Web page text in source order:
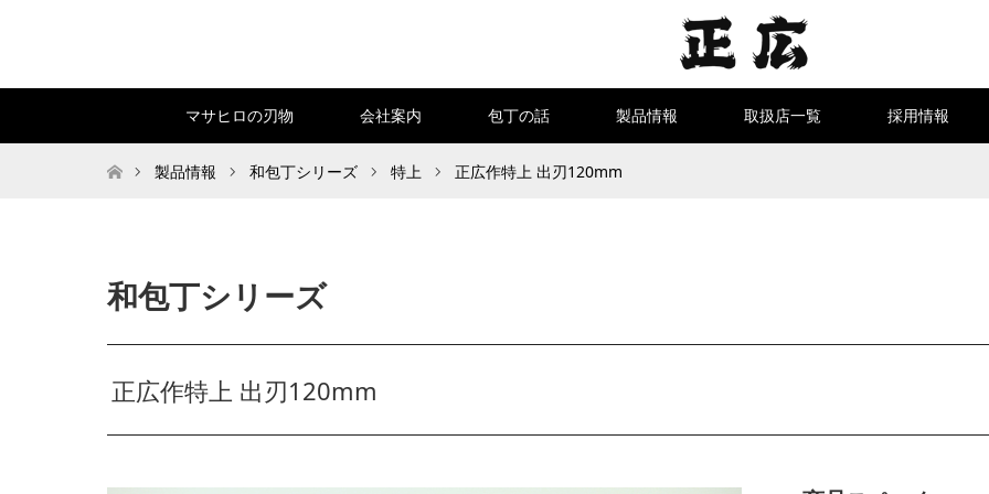
マサヒロの刃物 会社案内 包丁の話 製品情報 取扱店一覧 採用情報
トップページ
製品情報 和包丁シリーズ 特上 正広作特上 出刃120mm
和包丁シリーズ
正広作特上 出刃120mm